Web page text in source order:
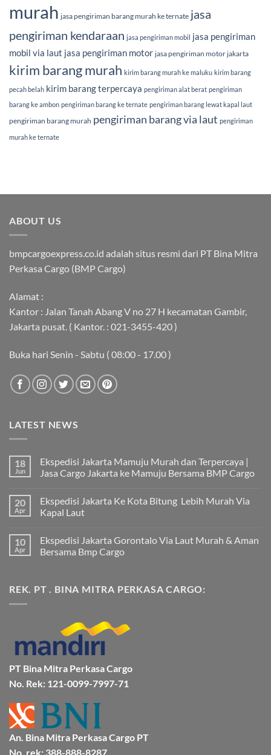
murah jasa pengiriman barang murah ke ternate jasa
pengiriman kendaraan jasa pengiriman mobil jasa pengiriman
mobil via laut jasa pengiriman motor jasa pengiriman motor jakarta
kirim barang murah kirim barang murah ke maluku kirim barang
pecah belah kirim barang terpercaya pengiriman alat berat pengiriman
barang ke ambon pengiriman barang ke ternate pengiriman barang lewat kapal laut
pengiriman barang murah pengiriman barang via laut pengiriman
murah ke ternate
ABOUT US
bmpcargoexpress.co.id adalah situs resmi dari PT Bina Mitra
Perkasa Cargo (BMP Cargo)
Alamat :
Kantor : Jalan Tanah Abang V no 27 H kecamatan Gambir,
Jakarta pusat. ( Kantor. : 021-3455-420 )
Buka hari Senin - Sabtu ( 08:00 - 17.00 )
LATEST NEWS
18
Jun
Ekspedisi Jakarta Mamuju Murah dan Terpercaya |
Jasa Cargo Jakarta ke Mamuju Bersama BMP Cargo
komentar
pada
Ekspedisi
Murah
dan
Terpercaya
Jakarta
ke
20
Apr
Ekspedisi Jakarta Ke Kota Bitung Lebih Murah Via
Kapal Laut
komentar
pada
Ekspedisi
Bitung
Lebih
10
Apr
Ekspedisi Jakarta Gorontalo Via Laut Murah & Aman
Bersama Bmp Cargo
pada
Ekspedisi
&
Aman
Bersama
Bmp
Cargo
REK. PT . BINA MITRA PERKASA CARGO:
PT Bina Mitra Perkasa Cargo
No. Rek: 121-0099-7997-71
An. Bina Mitra Perkasa Cargo PT
No. rek: 388-888-8287